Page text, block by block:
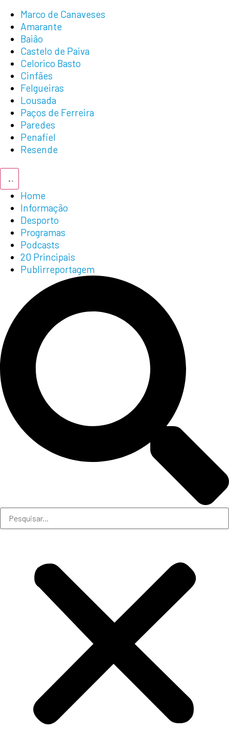
Marco de Canaveses
Amarante
Baião
Castelo de Paiva
Celorico Basto
Cinfães
Felgueiras
Lousada
Paços de Ferreira
Paredes
Penafiel
Resende
Home
Informação
Desporto
Programas
Podcasts
20 Principais
Publirreportagem